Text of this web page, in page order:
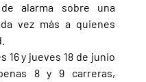
alarma sobre una
vez más a quienes
16 y jueves 18 de junio
8 y 9 carreras,